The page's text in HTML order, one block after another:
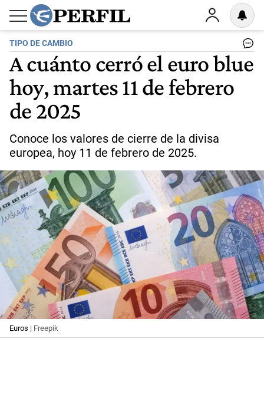
TIPO DE CAMBIO
A cuánto cerró el euro blue
hoy, martes 11 de febrero
de 2025
Conoce los valores de cierre de la divisa
europea, hoy 11 de febrero de 2025.
Euros | Freepik